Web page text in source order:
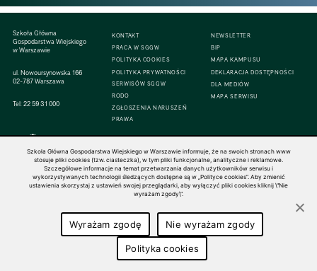
Szkoła Główna
Gospodarstwa Wiejskiego
w Warszawie
ul. Nowoursynowska 166
02-787 Warszawa
Tel:22 59 31 000
KONTAKT
PRACA W SGGW
POLITYKA COOKIES
POLITYKA PRYWATNOŚCI
SERWISÓW SGGW
RODO
ZGŁOSZENIA NARUSZEŃ
PRAWA
NEWSLETTER
BIP
MAPA KAMPUSU
DEKLARACJA DOSTĘPNOŚCI
DLA MEDIÓW
MAPA SERWISU
© 1816–2026 SGGW — ALL RIGHTS RESERVED
Szkoła Główna Gospodarstwa Wiejskiego w Warszawie informuje, że na swoich stronach www
stosuje pliki cookies (tzw. ciasteczka), w tym pliki funkcjonalne, analityczne i reklamowe.
Szczegółowe informacje na temat przetwarzania danych użytkowników serwisu i
wykorzystywanych technologii śledzących dostępne są w „Polityce cookies”. Aby zmienić
ustawienia skorzystaj z ustawień swojej przeglądarki, aby wyłączyć pliki cookies kliknij \"Nie
wyrażam zgody\".
Wyrażam zgodę Nie wyrażam zgody
Polityka cookies